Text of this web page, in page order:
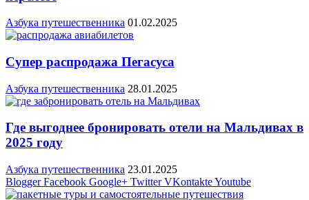
Азбука путешественника 01.02.2025
Супер распродажа Пегасуса
Азбука путешественника 28.01.2025
Где выгоднее бронировать отели на Мальдивах в
2025 году
Азбука путешественника 23.01.2025
Blogger Facebook Google+ Twitter VKontakteYoutube